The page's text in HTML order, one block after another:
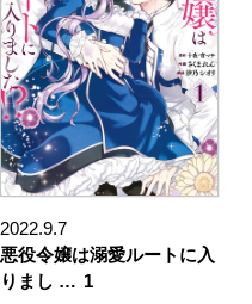
2022.9.7
悪役令嬢は溺愛ルートに入
りまし … 1